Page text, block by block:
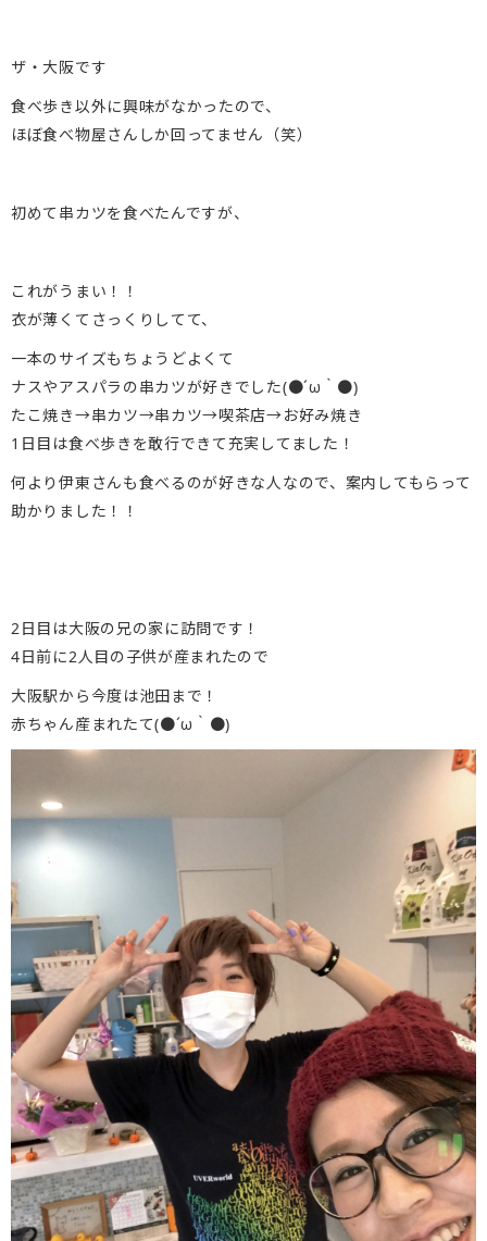
ザ・大阪です
食べ歩き以外に興味がなかったので、
ほぼ食べ物屋さんしか回ってません（笑）
初めて串カツを食べたんですが、
これがうまい！！
衣が薄くてさっくりしてて、
一本のサイズもちょうどよくて
ナスやアスパラの串カツが好きでした(●´ω｀●)
たこ焼き→串カツ→串カツ→喫茶店→お好み焼き
1日目は食べ歩きを敢行できて充実してました！
何より伊東さんも食べるのが好きな人なので、案内してもらって
助かりました！！
2日目は大阪の兄の家に訪問です！
4日前に2人目の子供が産まれたので
大阪駅から今度は池田まで！
赤ちゃん産まれたて(●´ω｀●)